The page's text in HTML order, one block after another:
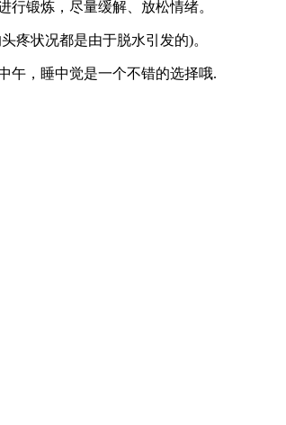
锻炼，尽量缓解、放松情绪。
状况都是由于脱水引发的)。
，睡中觉是一个不错的选择哦.